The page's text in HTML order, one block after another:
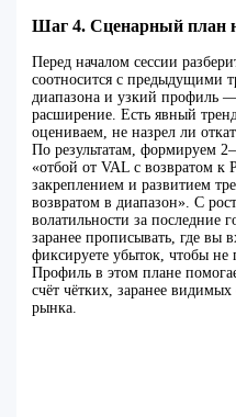
Шаг 4. Сценарный план
Перед началом сессии
соотносится с предыдущими
диапазона и узкий профиль
расширение. Есть явный
оцениваем, не назрел ли
По результатам, формируем
«отбой от VAL с возвратом к
закреплением и развитием
возвратом в диапазон». С
волатильности за последние
заранее прописывать, где вы
фиксируете убыток, чтобы не
Профиль в этом плане
счёт чётких, заранее видимых
рынка.